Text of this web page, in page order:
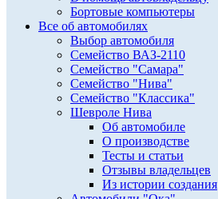
Бортовые компьютеры
Все об автомобилях
Выбор автомобиля
Семейство ВАЗ-2110
Семейство "Самара"
Семейство "Нива"
Семейство "Классика"
Шевроле Нива
Об автомобиле
О производстве
Тесты и статьи
Отзывы владельцев
Из истории создания